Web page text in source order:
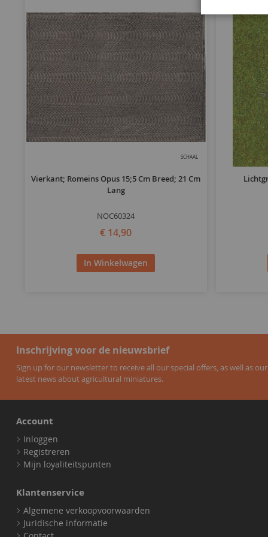
SCHAAL
Vierkant; Romeins Opus 15;5 Cm Breed; 21 Cm
Lang
NOC60324
€ 14,90
In Winkelwagen
Inschrijving voor de nieuwsbrief
Sign up for our newsletter to receive all our special offers, as well as our
latest news about agricultural miniatures.
Account
Inloggen
Registreren
Mijn loyaliteitspunten
Klantenservice
Algemene verkoopvoorwaarden
Juridische informatie